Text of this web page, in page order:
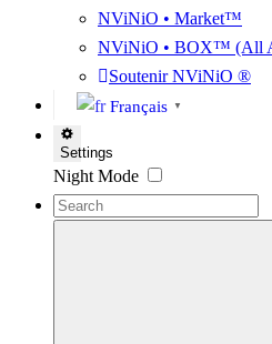
NViNiO • Market™
NViNiO • BOX™ (All
Soutenir NViNiO ®
Français ▼
Settings
Night Mode